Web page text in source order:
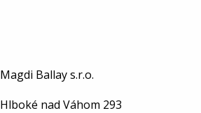
Magdi Ballay s.r.o.
Hlboké nad Váhom 293